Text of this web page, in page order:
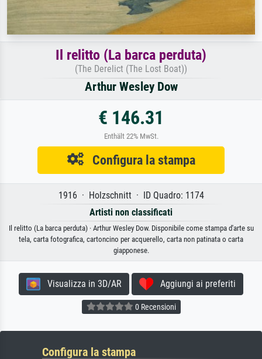
Il relitto (La barca perduta)
(The Derelict (The Lost Boat))
Arthur Wesley Dow
€ 146.31
Enthält 22% MwSt.
Configura la stampa
1916 · Holzschnitt · ID Quadro: 1174
Artisti non classificati
Il relitto (La barca perduta) · Arthur Wesley Dow. Disponibile come stampa d'arte su
tela, carta fotografica, cartoncino per acquerello, carta non patinata o carta
giapponese.
Visualizza in 3D/AR Aggiungi ai preferiti
0 Recensioni
Configura la stampa